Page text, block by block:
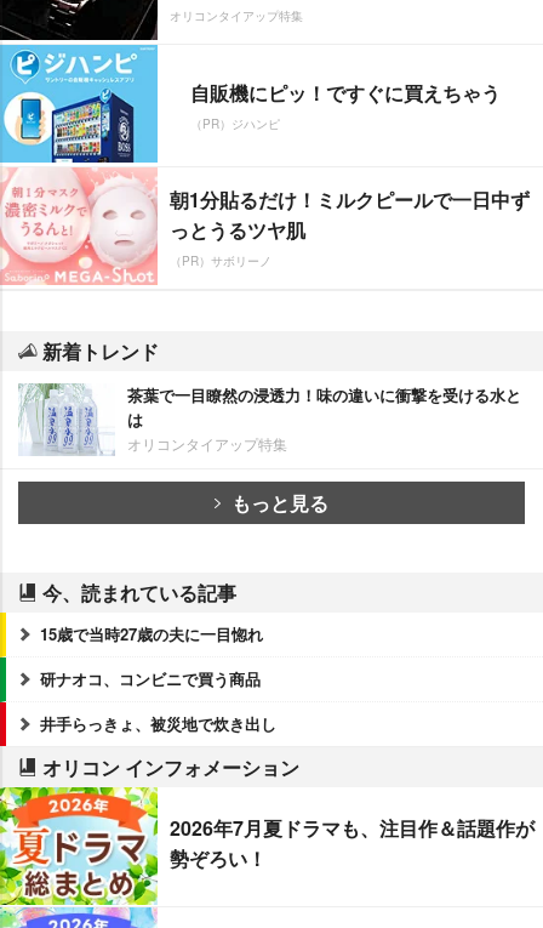
オリコンタイアップ特集
自販機にピッ！ですぐに買えちゃう
（PR）ジハンピ
朝1分貼るだけ！ミルクピールで一日中ず
っとうるツヤ肌
（PR）サボリーノ
新着トレンド
茶葉で一目瞭然の浸透力！味の違いに衝撃を受ける水と
は
オリコンタイアップ特集
もっと見る
今、読まれている記事
15歳で当時27歳の夫に一目惚れ
研ナオコ、コンビニで買う商品
井手らっきょ、被災地で炊き出し
オリコン インフォメーション
2026年7月夏ドラマも、注目作＆話題作が
勢ぞろい！